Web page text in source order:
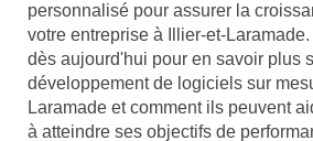
personnalisé pour assurer la
votre entreprise à Illier-et-
dès aujourd'hui pour en savoir plus
développement de logiciels sur
Laramade et comment ils peuvent
à atteindre ses objectifs de